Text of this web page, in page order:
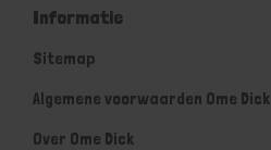
Informatie
Sitemap
Algemene voorwaarden Ome Dick
Over Ome Dick